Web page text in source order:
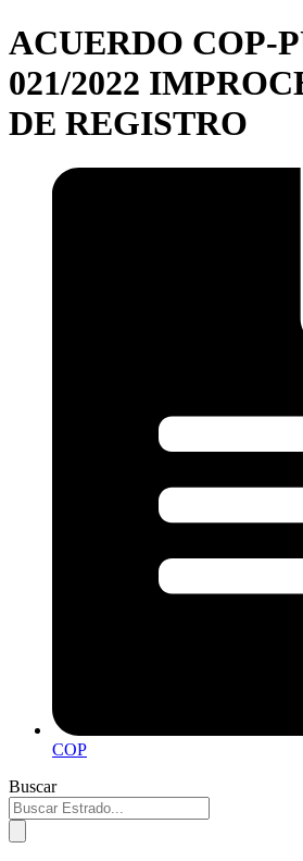
ACUERDO COP-
021/2022
DE REGISTRO
COP
Buscar